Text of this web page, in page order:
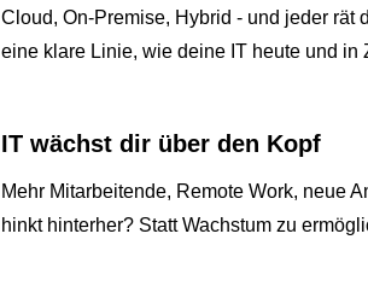
Cloud, On-Premise, Hybrid - und jeder rät
eine klare Linie, wie deine IT heute und in
IT wächst dir über den Kopf
Mehr Mitarbeitende, Remote Work, neue
hinkt hinterher? Statt Wachstum zu